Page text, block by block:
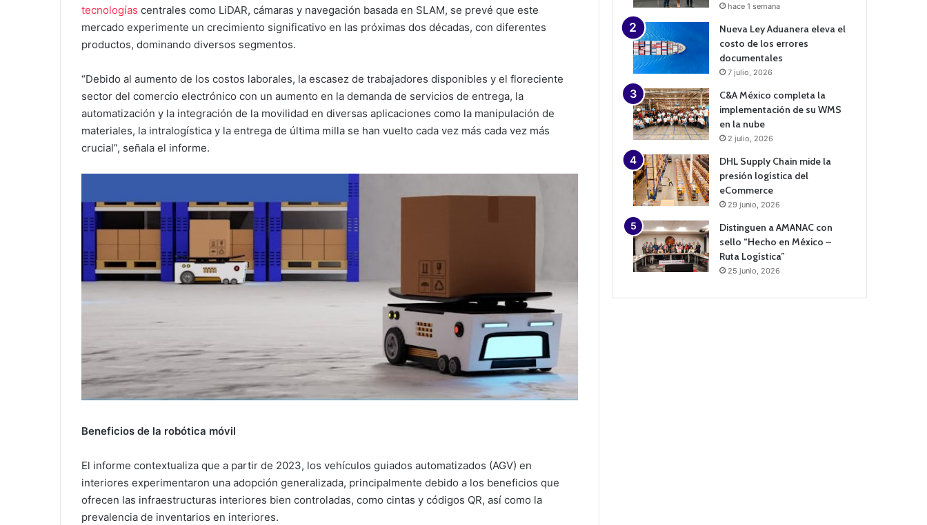
tecnologías centrales como LiDAR, cámaras y navegación basada en SLAM, se prevé que este
mercado experimente un crecimiento significativo en las próximas dos décadas, con diferentes
productos, dominando diversos segmentos.
“Debido al aumento de los costos laborales, la escasez de trabajadores disponibles y el floreciente
sector del comercio electrónico con un aumento en la demanda de servicios de entrega, la
automatización y la integración de la movilidad en diversas aplicaciones como la manipulación de
materiales, la intralogística y la entrega de última milla se han vuelto cada vez más cada vez más
crucial”, señala el informe.
Beneficios de la robótica móvil
El informe contextualiza que a partir de 2023, los vehículos guiados automatizados (AGV) en
interiores experimentaron una adopción generalizada, principalmente debido a los beneficios que
ofrecen las infraestructuras interiores bien controladas, como cintas y códigos QR, así como la
prevalencia de inventarios en interiores.
hace 1 semana
Nueva Ley Aduanera eleva el
costo de los errores
documentales
7 julio, 2026
C&A México completa la
implementación de su WMS
en la nube
2 julio, 2026
DHL Supply Chain mide la
presión logística del
eCommerce
29 junio, 2026
Distinguen a AMANAC con
sello “Hecho en México –
Ruta Logística”
25 junio, 2026